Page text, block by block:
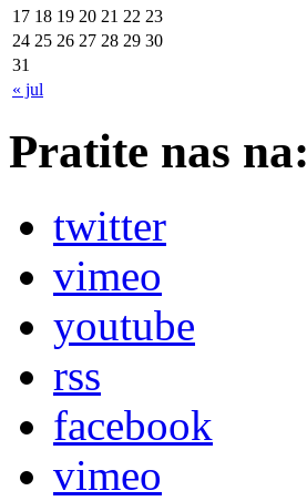
« jul
17 18 19 20 21 22 23
24 25 26 27 28 29 30
31
Pratite nas na:
twitter
vimeo
youtube
rss
facebook
vimeo